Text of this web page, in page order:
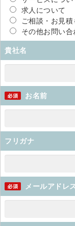
求人について
ご相談・お見積
その他お問い合
貴社名
お名前
フリガナ
メールアドレ